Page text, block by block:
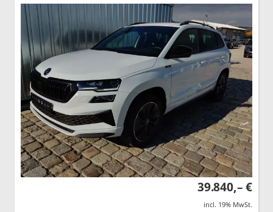
39.840,– €
incl. 19% MwSt.